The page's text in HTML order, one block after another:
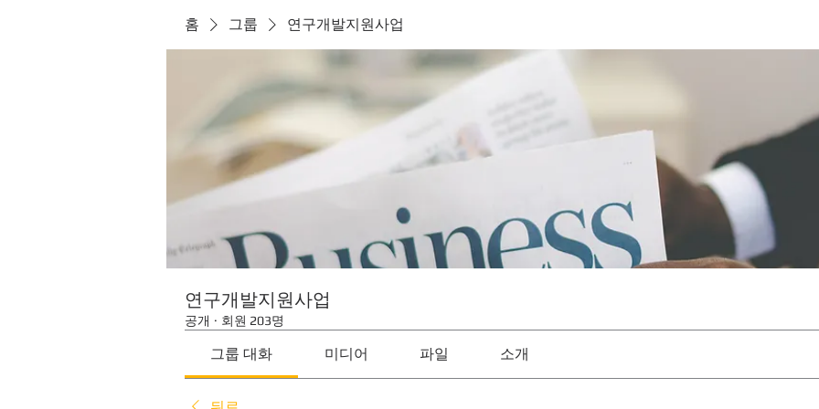
홈 그룹 연구개발지원사업
연구개발지원사업
공개 · 회원 203명
그룹 대화 미디어 파일 소개